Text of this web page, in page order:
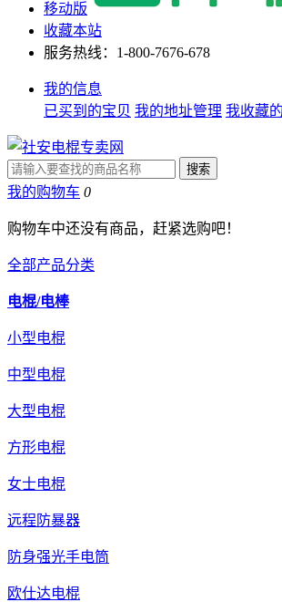
移动版
收藏本站
服务热线：1-800-7676-678
我的信息
已买到的宝贝 我的地址管理 我收藏
我的购物车 0
购物车中还没有商品，赶紧选购吧！
全部产品分类
电棍/电棒
小型电棍
中型电棍
大型电棍
方形电棍
女士电棍
远程防暴器
防身强光手电筒
欧仕达电棍